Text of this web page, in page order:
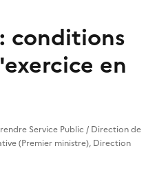
conditions
en
Service Public / Direction de
(Premier ministre), Direction